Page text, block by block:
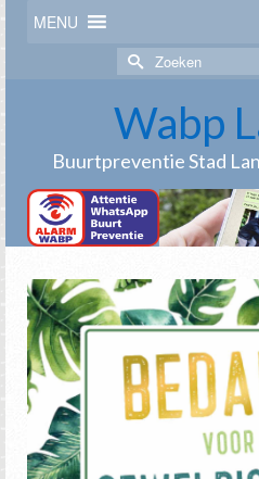
MENU
Zoek
naar:
Wabp
Buurtpreventie Stad